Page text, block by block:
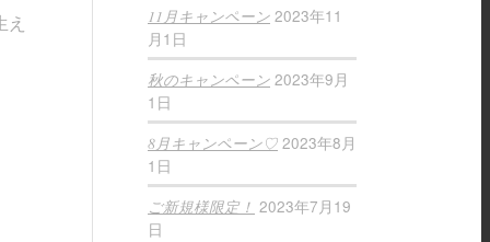
11月キャンペーン 2023年11
月1日
秋のキャンペーン 2023年9月
1日
8月キャンペーン♡ 2023年8月
1日
ご新規様限定！ 2023年7月19
日